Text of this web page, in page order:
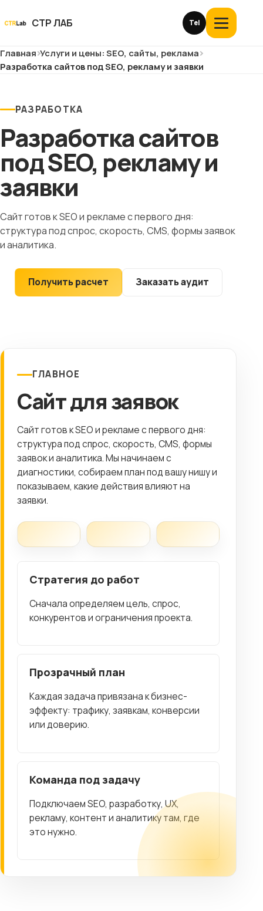
СТР ЛАБ Tel
Открыть
меню
Услуги и цены
Отзывы
Блог
Глоссарий
История
Клиентам
Выберите
город
8 (499) 11-33-654
Главная Услуги и цены: SEO, сайты, реклама
Разработка сайтов под SEO, рекламу и заявки
РАЗРАБОТКА
Разработка сайтов
под SEO, рекламу и
заявки
Сайт готов к SEO и рекламе с первого дня:
структура под спрос, скорость, CMS, формы заявок
и аналитика.
Получить расчет Заказать аудит
ГЛАВНОЕ
Сайт для заявок
Сайт готов к SEO и рекламе с первого дня:
структура под спрос, скорость, CMS, формы
заявок и аналитика. Мы начинаем с
диагностики, собираем план под вашу нишу и
показываем, какие действия влияют на
заявки.
Стратегия до работ
Сначала определяем цель, спрос,
конкурентов и ограничения проекта.
Прозрачный план
Каждая задача привязана к бизнес-
эффекту: трафику, заявкам, конверсии
или доверию.
Команда под задачу
Подключаем SEO, разработку, UX,
рекламу, контент и аналитику там, где
это нужно.